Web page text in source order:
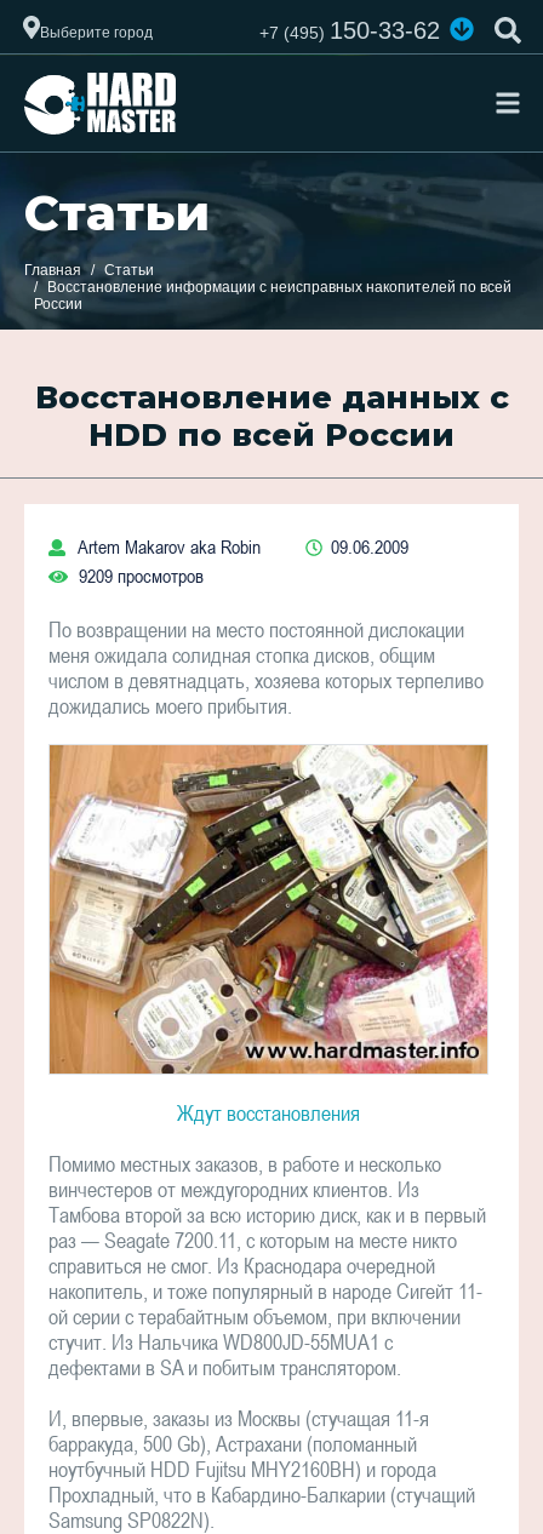
Выберите город +7 (495)150-33-62
Статьи
Главная
Статьи
Восстановление информации с неисправных накопителей по всей
России
Восстановление данных с
HDD по всей России
Artem Makarov aka Robin
09.06.2009
9209 просмотров
По возвращении на место постоянной дислокации
меня ожидала солидная стопка дисков, общим
числом в девятнадцать, хозяева которых терпеливо
дожидались моего прибытия.
Ждут восстановления
Помимо местных заказов, в работе и несколько
винчестеров от междугородних клиентов. Из
Тамбова второй за всю историю диск, как и в первый
раз — Seagate 7200.11, с которым на месте никто
справиться не смог. Из Краснодара очередной
накопитель, и тоже популярный в народе Сигейт 11-
ой серии с терабайтным объемом, при включении
стучит. Из Нальчика WD800JD-55MUA1 с
дефектами в SA и побитым транслятором.
И, впервые, заказы из Москвы (стучащая 11-я
барракуда, 500 Gb), Астрахани (поломанный
ноутбучный HDD Fujitsu MHY2160BH) и города
Прохладный, что в Кабардино-Балкарии (стучащий
Samsung SP0822N).